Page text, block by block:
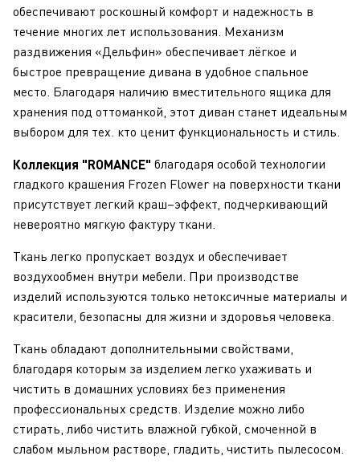
обеспечивают роскошный комфорт и надежность в
течение многих лет использования. Механизм
раздвижения «Дельфин» обеспечивает лёгкое и
быстрое превращение дивана в удобное спальное
место. Благодаря наличию вместительного ящика для
хранения под оттоманкой, этот диван станет идеальным
выбором для тех. кто ценит функциональность и стиль.
Коллекция "ROMANCE" благодаря особой технологии
гладкого крашения Frozen Flower на поверхности ткани
присутствует легкий краш–эффект, подчеркивающий
невероятно мягкую фактуру ткани.
Ткань легко пропускает воздух и обеспечивает
воздухообмен внутри мебели. При производстве
изделий используются только нетоксичные материалы и
красители, безопасны для жизни и здоровья человека.
Ткань обладают дополнительными свойствами,
благодаря которым за изделием легко ухаживать и
чистить в домашних условиях без применения
профессиональных средств. Изделие можно либо
стирать, либо чистить влажной губкой, смоченной в
слабом мыльном растворе, гладить, чистить пылесосом.